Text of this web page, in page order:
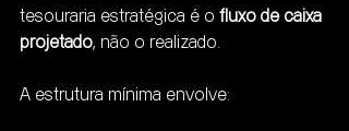
tesouraria estratégica é o fluxo de caixa
projetado, não o realizado.
A estrutura mínima envolve: